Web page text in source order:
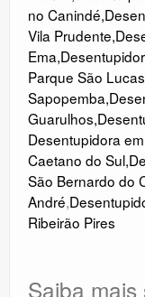
no Canindé,
Vila Prudente,
Ema,
Parque São Lucas
Sapopemba,
Guarulhos,
Desentupidora
Caetano do Sul,
São Bernardo do
André,
Ribeirão Pires
Saiba